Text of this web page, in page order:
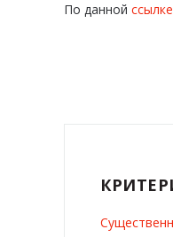
По данной ссылке